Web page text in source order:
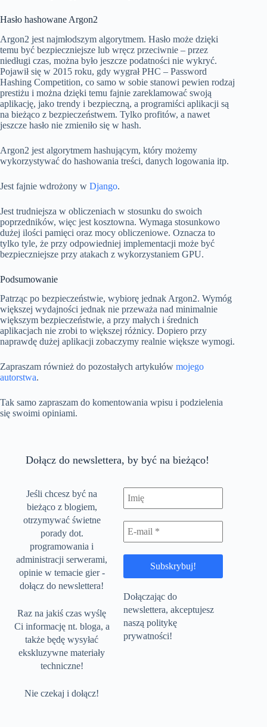
Hasło hashowane Argon2
Argon2 jest najmłodszym algorytmem. Hasło może dzięki
temu być bezpieczniejsze lub wręcz przeciwnie – przez
niedługi czas, można było jeszcze podatności nie wykryć.
Pojawił się w 2015 roku, gdy wygrał PHC – Password
Hashing Competition, co samo w sobie stanowi pewien rodzaj
prestiżu i można dzięki temu fajnie zareklamować swoją
aplikację, jako trendy i bezpieczną, a programiści aplikacji są
na bieżąco z bezpieczeństwem. Tylko profitów, a nawet
jeszcze hasło nie zmieniło się w hash.
Argon2 jest algorytmem hashującym, który możemy
wykorzystywać do hashowania treści, danych logowania itp.
Jest fajnie wdrożony w Django.
Jest trudniejsza w obliczeniach w stosunku do swoich
poprzedników, więc jest kosztowna. Wymaga stosunkowo
dużej ilości pamięci oraz mocy obliczeniowe. Oznacza to
tylko tyle, że przy odpowiedniej implementacji może być
bezpieczniejsze przy atakach z wykorzystaniem GPU.
Podsumowanie
Patrząc po bezpieczeństwie, wybiorę jednak Argon2. Wymóg
większej wydajności jednak nie przeważa nad minimalnie
większym bezpieczeństwie, a przy małych i średnich
aplikacjach nie zrobi to większej różnicy. Dopiero przy
naprawdę dużej aplikacji zobaczymy realnie większe wymogi.
Zapraszam również do pozostałych artykułów mojego
autorstwa.
Tak samo zapraszam do komentowania wpisu i podzielenia
się swoimi opiniami.
Dołącz do newslettera, by być na bieżąco!
Jeśli chcesz być na
bieżąco z blogiem,
otrzymywać świetne
porady dot.
programowania i
administracji serwerami,
opinie w temacie gier -
dołącz do newslettera!
Raz na jakiś czas wyślę
Ci informację nt. bloga, a
także będę wysyłać
ekskluzywne materiały
techniczne!
Nie czekaj i dołącz!
Dołączając do
newslettera, akceptujesz
naszą politykę
prywatności!